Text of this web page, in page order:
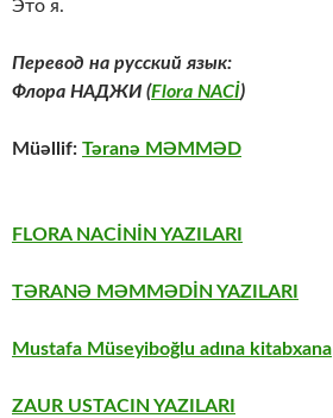
Это я.
Перевод на русский язык:
Флора НАДЖИ (Flora NACİ)
Müəllif: Təranə MƏMMƏD
FLORA NACİNİN YAZILARI
TƏRANƏ MƏMMƏDİN YAZILARI
Mustafa Müseyiboğlu adına kitabxana
ZAUR USTACIN YAZILARI